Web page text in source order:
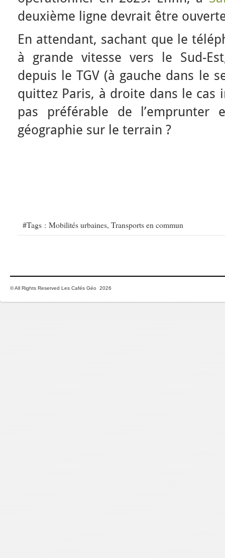
deuxième ligne devrait être
En attendant, sachant que le
à grande vitesse vers le Sud-
depuis le TGV (à gauche dans le
quittez Paris, à droite dans le cas
pas préférable de
géographie sur le terrain ?
#Tags : Mobilités urbaines, Transports en commun
© All Rights Reserved Les Cafés Géo 2026